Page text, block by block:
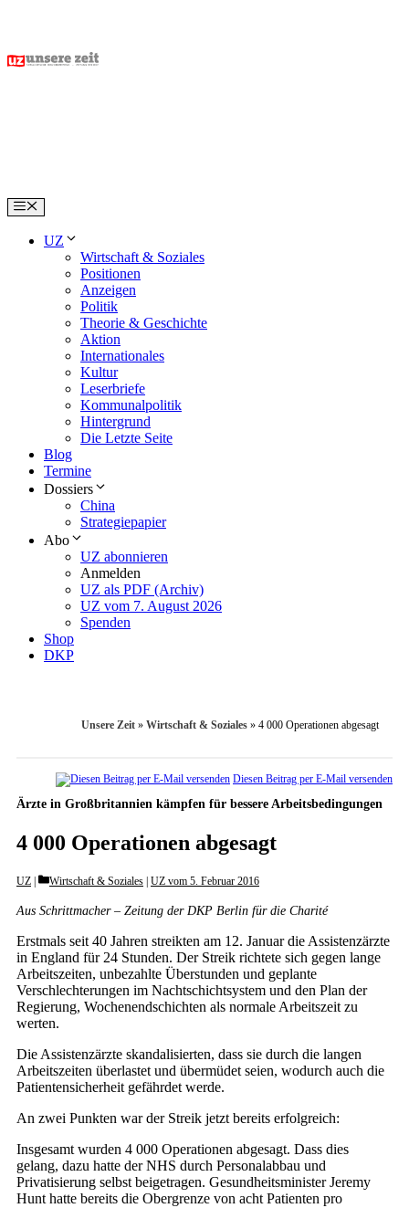
content
Menu
UZ
Wirtschaft & Soziales
Positionen
Anzeigen
Politik
Theorie & Geschichte
Aktion
Internationales
Kultur
Leserbriefe
Kommunalpolitik
Hintergrund
Die Letzte Seite
Blog
Termine
Dossiers
China
Strategiepapier
Abo
UZ abonnieren
Anmelden
UZ als PDF (Archiv)
UZ vom 7. August 2026
Spenden
Shop
DKP
Unsere Zeit » Wirtschaft & Soziales » 4 000 Operationen abgesagt
Diesen Beitrag per E-Mail versenden
Ärzte in Großbritannien kämpfen für bessere Arbeitsbedingungen
4 000 Operationen abgesagt
UZ Categories
Wirtschaft & Soziales UZ vom 5. Februar 2016
Aus Schrittmacher – Zeitung der DKP Berlin für die Charité
Erstmals seit 40 Jahren streikten am 12. Januar die Assistenzärzte
in England für 24 Stunden. Der Streik richtete sich gegen lange
Arbeitszeiten, unbezahlte Überstunden und geplante
Verschlechterungen im Nachtschichtsystem und den Plan der
Regierung, Wochenendschichten als normale Arbeitszeit zu
werten.
Die Assistenzärzte skandalisierten, dass sie durch die langen
Arbeitszeiten überlastet und übermüdet seien, wodurch auch die
Patientensicherheit gefährdet werde.
An zwei Punkten war der Streik jetzt bereits erfolgreich:
Insgesamt wurden 4 000 Operationen abgesagt. Dass dies
gelang, dazu hatte der NHS durch Personalabbau und
Privatisierung selbst beigetragen. Gesundheitsminister Jeremy
Hunt hatte bereits die Obergrenze von acht Patienten pro